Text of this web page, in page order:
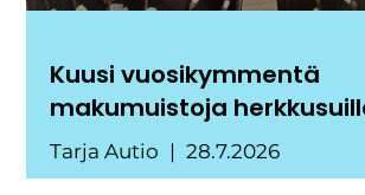
Kuusi vuosikymmentä
makumuistoja
Tarja Autio 28.7.2026